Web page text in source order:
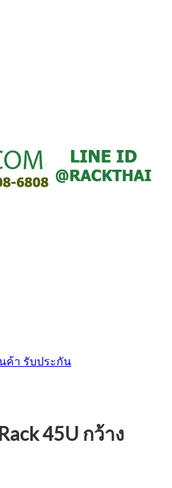
ค้า รับประกัน
45U กว้าง